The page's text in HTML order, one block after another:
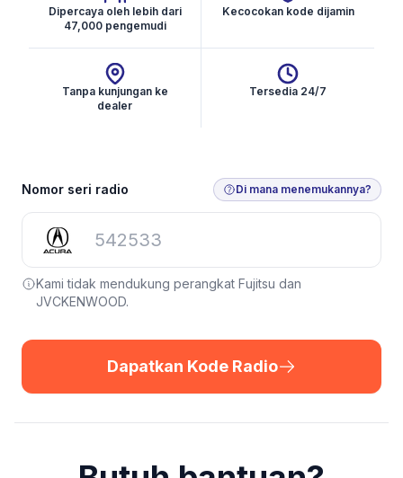
Dipercaya oleh lebih dari
47,000 pengemudi
Kecocokan kode dijamin
Tanpa kunjungan ke
dealer
Tersedia 24/7
Dapatkan Kode Radio
Nomor seri radio Di mana menemukannya?
Kami tidak mendukung perangkat Fujitsu dan
JVCKENWOOD.
Dapatkan Kode Radio